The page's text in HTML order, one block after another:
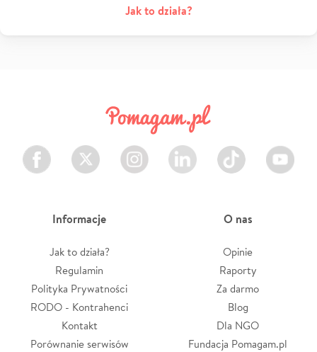
Jak to działa?
Facebook Twitter Instagram LinkedIn TikTok Youtube
Informacje
Jak to działa?
Regulamin
Polityka Prywatności
RODO - Kontrahenci
Kontakt
Porównanie serwisów
O nas
Opinie
Raporty
Za darmo
Blog
Dla NGO
Fundacja Pomagam.pl